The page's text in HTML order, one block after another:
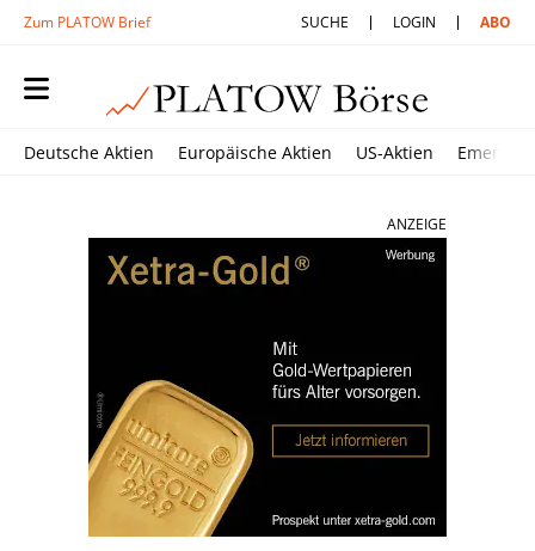
Zum PLATOW Brief SUCHE LOGIN ABO
Deutsche Aktien Europäische Aktien US-Aktien
ANZEIGE